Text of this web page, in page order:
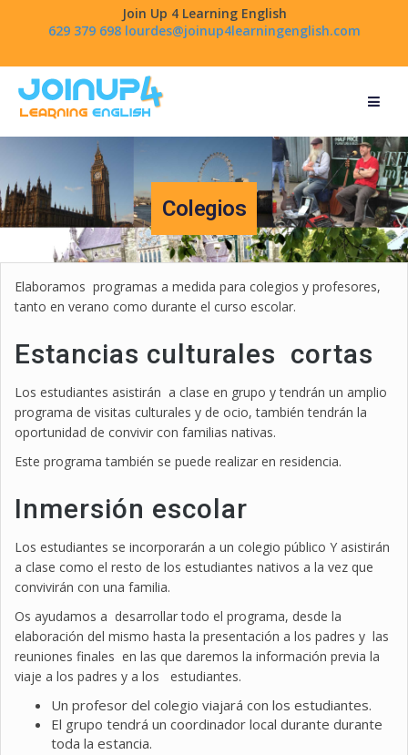
Join Up 4 Learning English
629 379 698 lourdes@joinup4learningenglish.com
Colegios
Elaboramos programas a medida para colegios y profesores,
tanto en verano como durante el curso escolar.
Estancias culturales cortas
Los estudiantes asistirán a clase en grupo y tendrán un amplio
programa de visitas culturales y de ocio, también tendrán la
oportunidad de convivir con familias nativas.
Este programa también se puede realizar en residencia.
Inmersión escolar
Los estudiantes se incorporarán a un colegio público Y asistirán
a clase como el resto de los estudiantes nativos a la vez que
convivirán con una familia.
Os ayudamos a desarrollar todo el programa, desde la
elaboración del mismo hasta la presentación a los padres y las
reuniones finales en las que daremos la información previa la
viaje a los padres y a los estudiantes.
Un profesor del colegio viajará con los estudiantes.
El grupo tendrá un coordinador local durante durante
toda la estancia.